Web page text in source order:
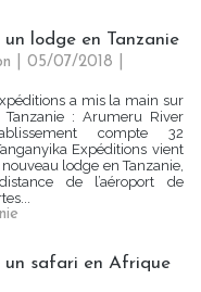
lodge en Tanzanie
| 05/07/2018
a mis la main sur
: Arumeru River
compte 32
Expéditions vient
lodge en Tanzanie,
de l’aéroport de
un safari en Afrique